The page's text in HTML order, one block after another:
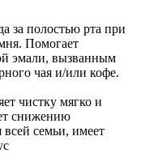
за полостью рта при
Помогает
эмали, вызванным
чая и/или кофе.
чистку мягко и
снижению
всей семьи, имеет